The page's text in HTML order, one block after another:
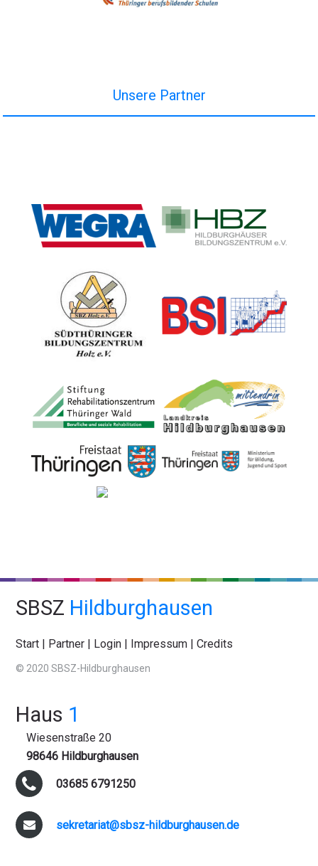
Unsere Partner
SBSZ Hildburghausen
Start Partner Login Impressum |Credits
© 2020 SBSZ-Hildburghausen
Haus 1
Wiesenstraße 20
98646 Hildburghausen
03685 6791250
sekretariat@sbsz-hildburghausen.de